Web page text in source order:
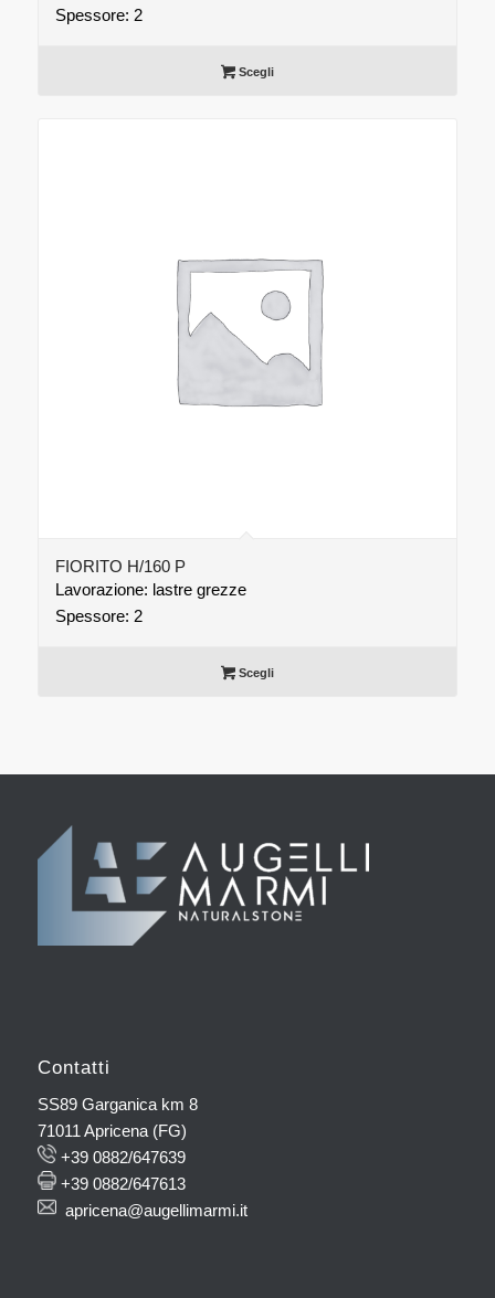
Spessore: 2
Scegli
FIORITO H/160 P
Lavorazione: lastre grezze
Spessore: 2
Scegli
Contatti
SS89 Garganica km 8
71011 Apricena (FG)
+39 0882/647639
+39 0882/647613
apricena@augellimarmi.it